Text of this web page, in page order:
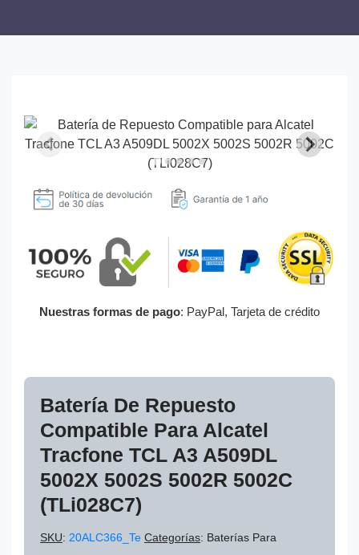
Nuestras formas de pago: PayPal, Tarjeta de crédito
Batería De Repuesto
Compatible Para Alcatel
Tracfone TCL A3 A509DL
5002X 5002S 5002R 5002C
(TLi028C7)
SKU: 20ALC366_Te Categorías: Baterías Para